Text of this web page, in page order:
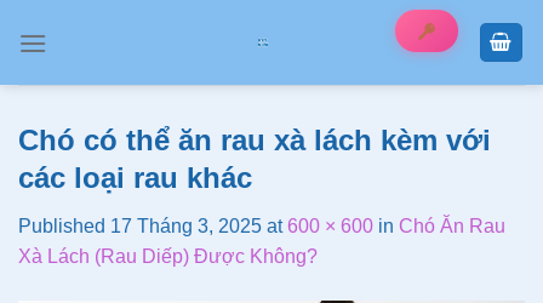
Chó có thể ăn rau xà lách kèm với
các loại rau khác
Published 17 Tháng 3, 2025 at600 × 600 in Chó Ăn Rau
Xà Lách (Rau Diếp) Được Không?